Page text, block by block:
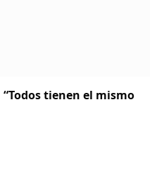
tienen el mismo